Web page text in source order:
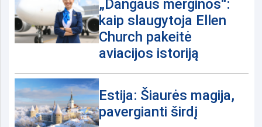
„Dangaus merginos“:
kaip slaugytoja Ellen
Church pakeitė
aviacijos istoriją
Estija: Šiaurės magija,
pavergianti širdį